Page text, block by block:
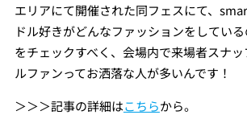
エリアにて開催された同フェスにて、
ドル好きがどんなファッションをしてい
をチェックすべく、会場内で来場者スナ
ルファンってお洒落な人が多いんです！
＞＞＞記事の詳細はこちらから。